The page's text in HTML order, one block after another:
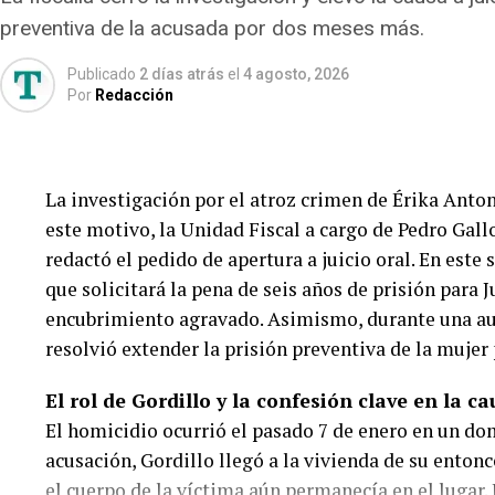
siguió de largo. Nunca frenó», había contado
compromiso renal. Con el paso de las horas su
y lesiones pulmonares, por lo que debió ser
En las últimas horas, sin embargo, la familia
informaron los médicos,
la paciente comenzó
Incluso logró responder mediante movimientos
terapia intensiva y no puede respirar por sus
Mientras tanto, Ángel Nahuel Álvarez
, el joven
sufrió heridas de menor consideración y solo
preventiva de la acusada por dos meses más.
Publicado 2 días atrás el 4 agosto, 2026
Por Redacción
La investigación por el atroz crimen de Érika
este motivo, la Unidad Fiscal a cargo de Pedro
redactó el pedido de apertura a juicio oral. En
que solicitará la pena de seis años de prisión
encubrimiento agravado. Asimismo, durante una
resolvió extender la prisión preventiva de la mujer
El rol de Gordillo y la confesión clave en la
El homicidio ocurrió el pasado 7 de enero en un
acusación, Gordillo llegó a la vivienda de su